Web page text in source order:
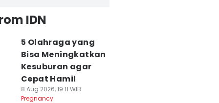
IDN
5 Olahraga yang
Bisa Meningkatkan
Kesuburan agar
Cepat Hamil
8 Aug 2026, 19:11 WIB
Pregnancy